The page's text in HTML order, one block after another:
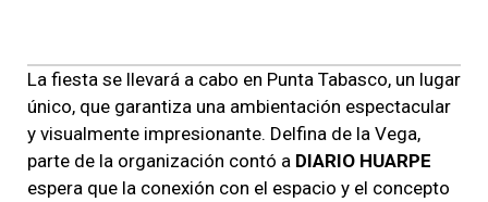
La fiesta se llevará a cabo en Punta Tabasco, un lugar
único, que garantiza una ambientación espectacular
y visualmente impresionante. Delfina de la Vega,
parte de la organización contó a DIARIO HUARPE
espera que la conexión con el espacio y el concepto